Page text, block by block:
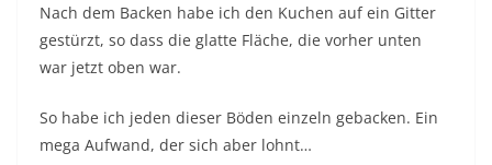
Nach dem Backen habe ich den Kuchen auf ein Gitter
gestürzt, so dass die glatte Fläche, die vorher unten
war jetzt oben war.
So habe ich jeden dieser Böden einzeln gebacken. Ein
mega Aufwand, der sich aber lohnt…